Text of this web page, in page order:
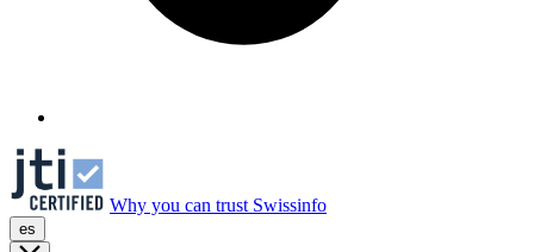
Why you can trust Swissinfo
es